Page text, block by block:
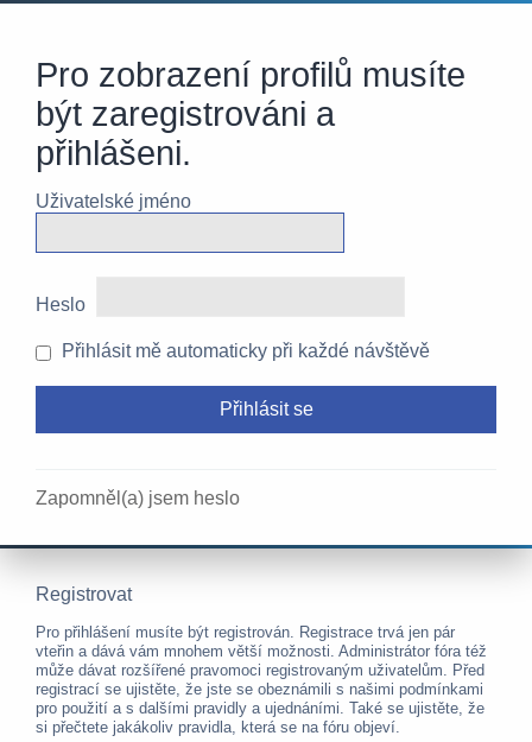
Pro zobrazení profilů musíte
být zaregistrováni a
přihlášeni.
Uživatelské jméno
Heslo
Přihlásit mě automaticky při každé návštěvě
Zapomněl(a) jsem heslo
Registrovat
Pro přihlášení musíte být registrován. Registrace trvá jen pár
vteřin a dává vám mnohem větší možnosti. Administrátor fóra též
může dávat rozšířené pravomoci registrovaným uživatelům. Před
registrací se ujistěte, že jste se obeznámili s našimi podmínkami
pro použití a s dalšími pravidly a ujednáními. Také se ujistěte, že
si přečtete jakákoliv pravidla, která se na fóru objeví.